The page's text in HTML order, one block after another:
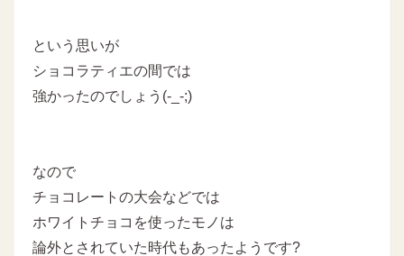
という思いが
ショコラティエの間では
強かったのでしょう(-_-;)
なので
チョコレートの大会などでは
ホワイトチョコを使ったモノは
論外とされていた時代もあったようです?